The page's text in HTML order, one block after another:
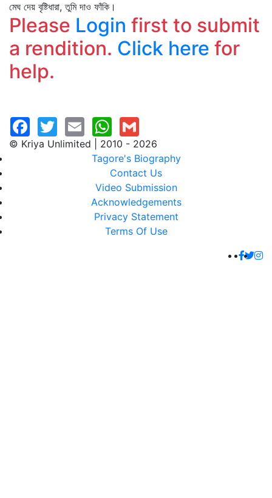
মেঘ দেয় বৃষ্টিধারা, তুমি দাও ফাঁকি।
Please Login first to submit
a rendition. Click here for
help.
© Kriya Unlimited | 2010 - 2026
Tagore's Biography
Contact Us
Video Submission
Acknowledgements
Privacy Statement
Terms Of Use